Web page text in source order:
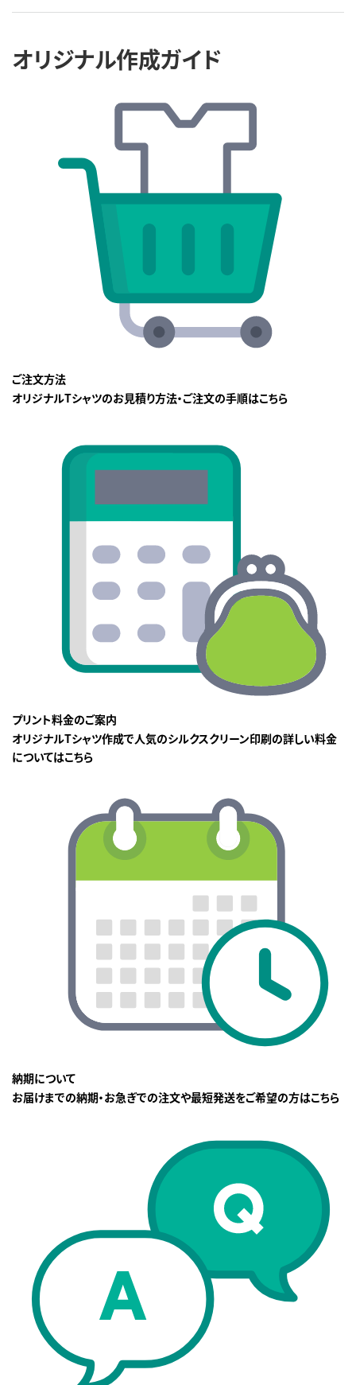
オリジナル作成ガイド
ご注文方法
オリジナルTシャツのお見積り方法・ご注文の手順はこちら
プリント料金のご案内
オリジナルTシャツ作成で人気のシルクスクリーン印刷の詳しい料金
についてはこちら
納期について
お届けまでの納期・お急ぎでの注文や最短発送をご希望の方はこちら